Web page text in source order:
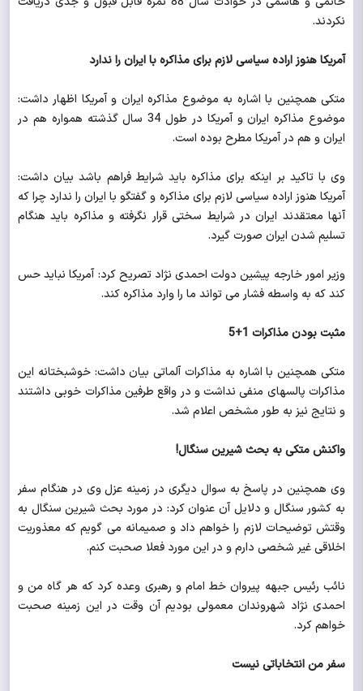
نکردند.
آمریکا هنوز اراده سیاسی لازم برای مذاکره با ایران را ندارد
متکی همچنین با اشاره به موضوع مذاکره ایران و آمریکا اظهار داشت:
موضوع مذاکره ایران و آمریکا در طول 34 سال گذشته همواره هم در
ایران و هم در آمریکا مطرح بوده است.
وی با تاکید بر اینکه برای مذاکره باید شرایط فراهم باشد بیان داشت:
آمریکا هنوز اراده سیاسی لازم برای مذاکره و گفتگو با ایران را ندارد چرا که
آنها معتقدند ایران در شرایط سختی قرار نگرفته و مذاکره باید هنگام
تسلیم شدن ایران صورت گیرد.
وزیر امور خارجه پیشین دولت احمدی نژاد تصریح کرد: آمریکا نباید حس
کند که به واسطه فشار می تواند ما را وارد مذاکره کند.
مثبت بودن مذاکرات 1+5
متکی همچنین با اشاره به مذاکرات آلماتی بیان داشت: خوشبختانه این
مذاکرات پالسهای منفی نداشت و در واقع طرفین مذاکرات خوبی داشتند
و نتایج نیز به طور مشخص اعلام شد.
واکنش متکی به بحث شیرین سنگال!
وی همچنین در پاسخ به سوال دیگری در زمینه عزل وی در هنگام سفر
به کشور سنگال و دلایل آن عنوان کرد: در مورد بحث شیرین سنگال به
وقتش توضیحات لازم را خواهم داد و صمیمانه می گویم که معذوریت
اخلاقی غیر شخصی دارم و در این مورد فعلا صحبت کنم.
نائب رئیس جبهه پیروان خط امام و رهبری وعده کرد که هر گاه من و
احمدی نژاد شهروندان معمولی بودیم آن وقت در این زمینه صحبت
خواهم کرد.
سفر من انتخاباتی نیست